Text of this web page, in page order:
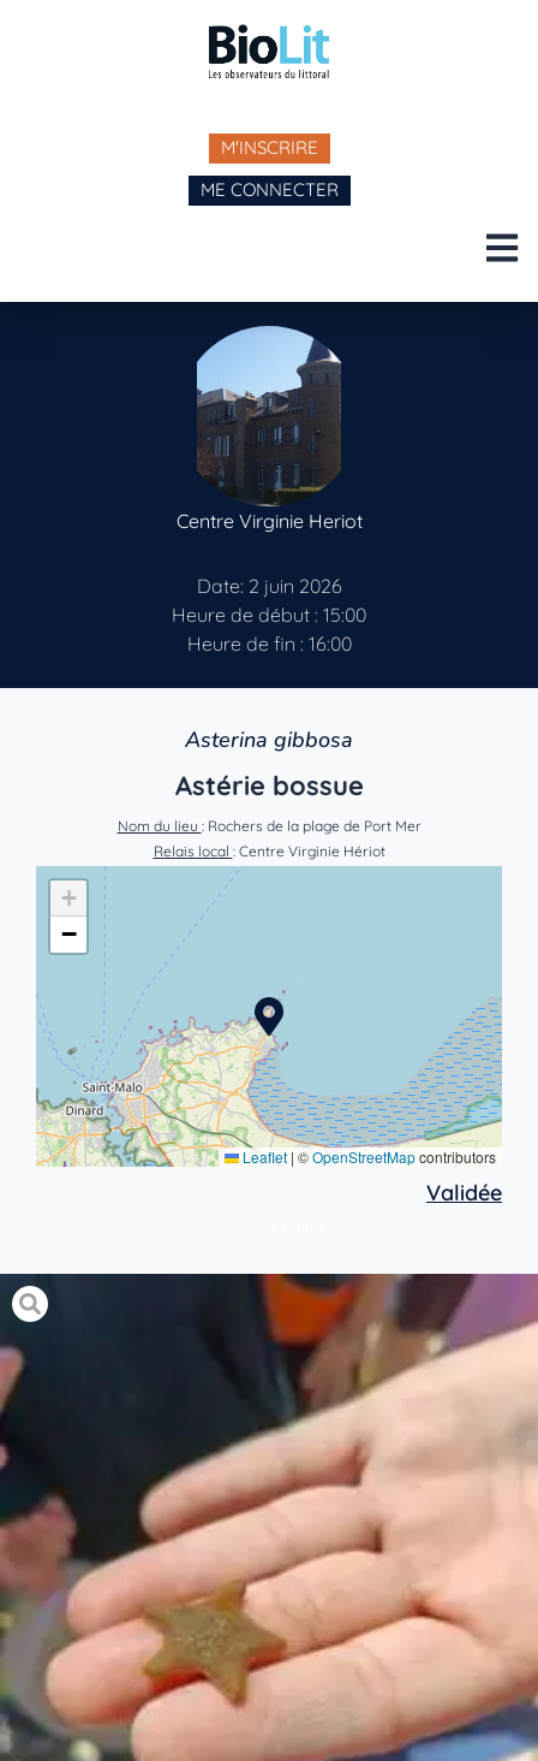
M'INSCRIRE
ME CONNECTER
Centre Virginie Heriot
Date: 2 juin 2026
Heure de début : 15:00
Heure de fin : 16:00
Asterina gibbosa
Astérie bossue
Nom du lieu : Rochers de la plage de Port Mer
Relais local : Centre Virginie Hériot
+
−
Leaflet | ©OpenStreetMapcontributors
Validée